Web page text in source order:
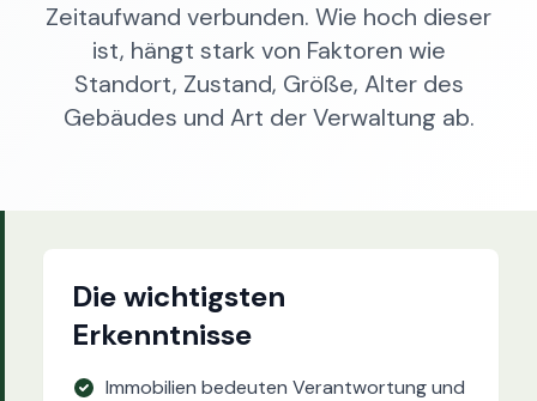
Zeitaufwand verbunden. Wie hoch dieser
ist, hängt stark von Faktoren wie
Standort, Zustand, Größe, Alter des
Gebäudes und Art der Verwaltung ab.
Die wichtigsten
Erkenntnisse
Immobilien bedeuten Verantwortung und